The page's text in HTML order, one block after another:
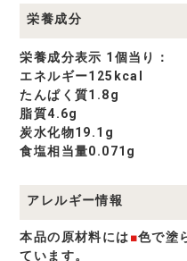
栄養成分
栄養成分表示 1個当り：
エネルギー125kcal
たんぱく質1.8g
脂質4.6g
炭水化物19.1g
食塩相当量0.071g
アレルギー情報
本品の原材料には■色で塗
ています。